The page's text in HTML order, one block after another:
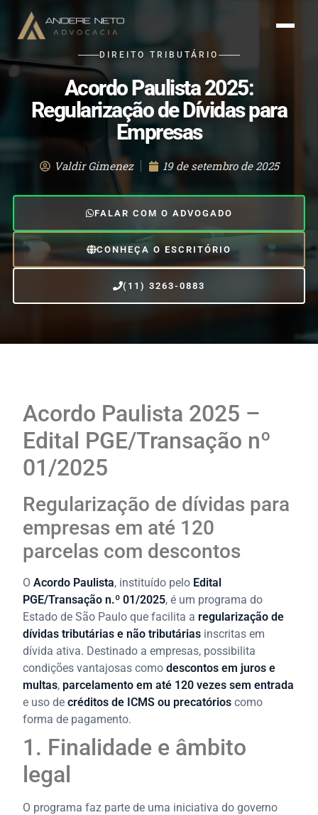
DIREITO TRIBUTÁRIO
Acordo Paulista 2025:
Regularização de Dívidas para
Empresas
Valdir Gimenez 19 de setembro de 2025
FALAR COM O ADVOGADO
CONHEÇA O ESCRITÓRIO
(11) 3263-0883
Acordo Paulista 2025 –
Edital PGE/Transação nº
01/2025
Regularização de dívidas para
empresas em até 120
parcelas com descontos
OAcordo Paulista, instituído pelo Edital
PGE/Transação n.º 01/2025, é um programa do
Estado de São Paulo que facilita a regularização de
dívidas tributárias e não tributárias inscritas em
dívida ativa. Destinado a empresas, possibilita
condições vantajosas comodescontos em juros e
multas, parcelamento em até 120 vezes sem entrada
e uso decréditos de ICMS ou precatórios como
forma de pagamento.
1. Finalidade e âmbito
legal
O programa faz parte de uma iniciativa do governo